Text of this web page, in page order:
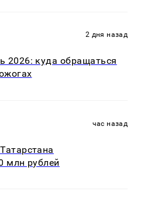
2 дня назад
2026: куда обращаться
час назад
млн рублей